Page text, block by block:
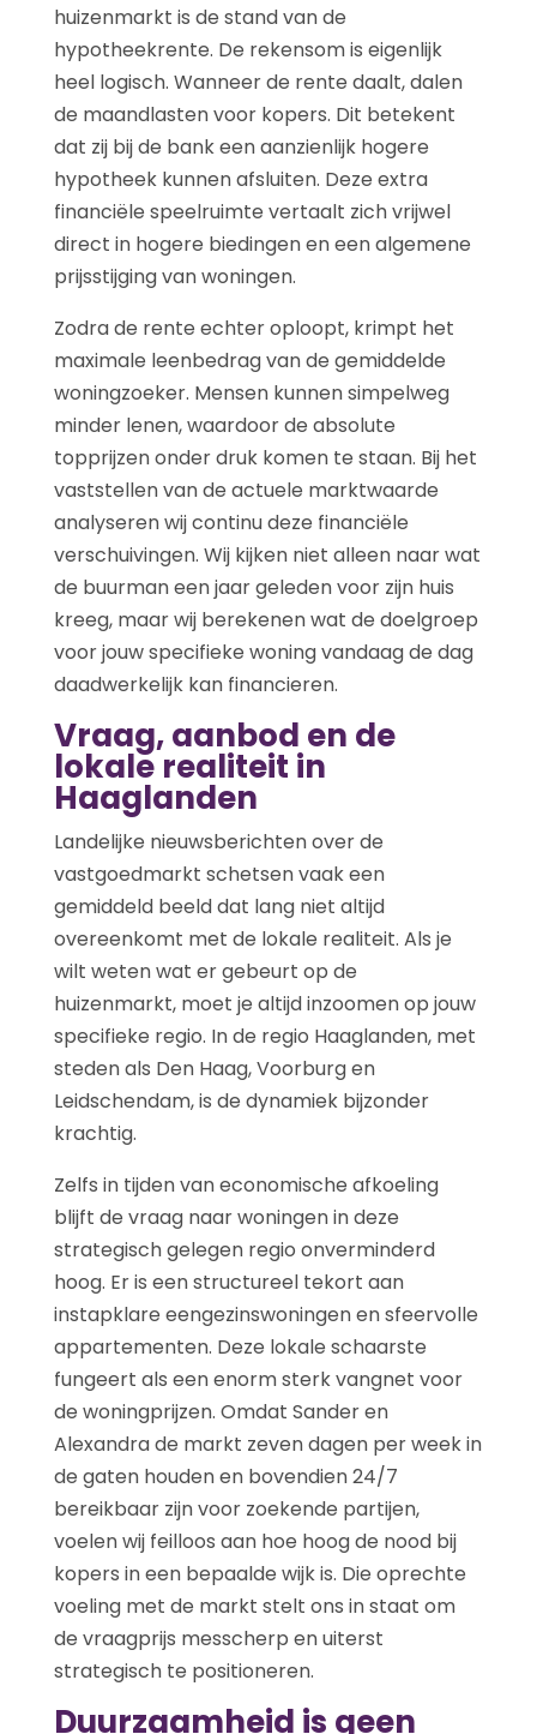
huizenmarkt is de stand van de
hypotheekrente. De rekensom is eigenlijk
heel logisch. Wanneer de rente daalt, dalen
de maandlasten voor kopers. Dit betekent
dat zij bij de bank een aanzienlijk hogere
hypotheek kunnen afsluiten. Deze extra
financiële speelruimte vertaalt zich vrijwel
direct in hogere biedingen en een algemene
prijsstijging van woningen.
Zodra de rente echter oploopt, krimpt het
maximale leenbedrag van de gemiddelde
woningzoeker. Mensen kunnen simpelweg
minder lenen, waardoor de absolute
topprijzen onder druk komen te staan. Bij het
vaststellen van de actuele marktwaarde
analyseren wij continu deze financiële
verschuivingen. Wij kijken niet alleen naar wat
de buurman een jaar geleden voor zijn huis
kreeg, maar wij berekenen wat de doelgroep
voor jouw specifieke woning vandaag de dag
daadwerkelijk kan financieren.
Vraag, aanbod en de
lokale realiteit in
Haaglanden
Landelijke nieuwsberichten over de
vastgoedmarkt schetsen vaak een
gemiddeld beeld dat lang niet altijd
overeenkomt met de lokale realiteit. Als je
wilt weten wat er gebeurt op de
huizenmarkt, moet je altijd inzoomen op jouw
specifieke regio. In de regio Haaglanden, met
steden als Den Haag, Voorburg en
Leidschendam, is de dynamiek bijzonder
krachtig.
Zelfs in tijden van economische afkoeling
blijft de vraag naar woningen in deze
strategisch gelegen regio onverminderd
hoog. Er is een structureel tekort aan
instapklare eengezinswoningen en sfeervolle
appartementen. Deze lokale schaarste
fungeert als een enorm sterk vangnet voor
de woningprijzen. Omdat Sander en
Alexandra de markt zeven dagen per week in
de gaten houden en bovendien 24/7
bereikbaar zijn voor zoekende partijen,
voelen wij feilloos aan hoe hoog de nood bij
kopers in een bepaalde wijk is. Die oprechte
voeling met de markt stelt ons in staat om
de vraagprijs messcherp en uiterst
strategisch te positioneren.
Duurzaamheid is geen